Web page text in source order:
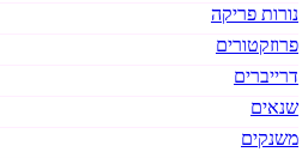
נורות פריקה
פרוזקטורים
דרייברים
שנאים
משנקים